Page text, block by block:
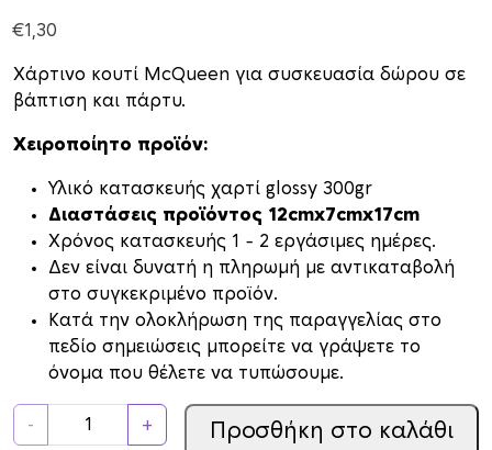
€1,30
Χάρτινο κουτί McQueen για συσκευασία δώρου σε
βάπτιση και πάρτυ.
Χειροποίητο προϊόν:
Υλικό κατασκευής χαρτί glossy 300gr
Διαστάσεις προϊόντος 12cmx7cmx17cm
Xρόνος κατασκευής 1 – 2 εργάσιμες ημέρες.
Δεν είναι δυνατή η πληρωμή με αντικαταβολή
στο συγκεκριμένο προϊόν.
Κατά την ολοκλήρωση της παραγγελίας στο
πεδίο σημειώσεις μπορείτε να γράψετε το
όνομα που θέλετε να τυπώσουμε.
-
ο
+ Προσθήκη στο καλάθι